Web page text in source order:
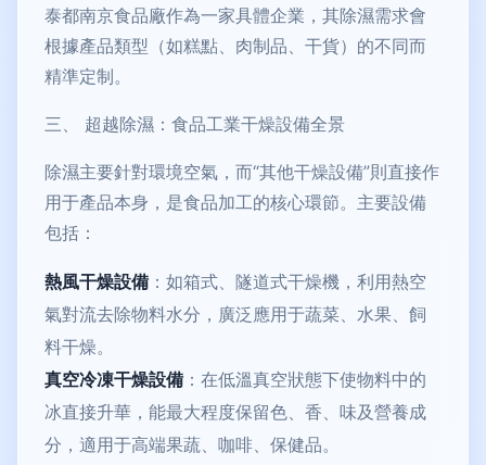
泰都南京食品廠作為一家具體企業，其除濕需求會
根據產品類型（如糕點、肉制品、干貨）的不同而
精準定制。
三、 超越除濕：食品工業干燥設備全景
除濕主要針對環境空氣，而“其他干燥設備”則直接作
用于產品本身，是食品加工的核心環節。主要設備
包括：
熱風干燥設備 ：如箱式、隧道式干燥機，利用熱空
氣對流去除物料水分，廣泛應用于蔬菜、水果、飼
料干燥。
真空冷凍干燥設備 ：在低溫真空狀態下使物料中的
冰直接升華，能最大程度保留色、香、味及營養成
分，適用于高端果蔬、咖啡、保健品。